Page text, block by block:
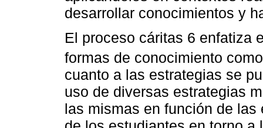
desarrollar conocimientos y
El proceso cáritas 6 enfatiza
formas de conocimiento
cuanto a las estrategias se
uso de diversas estrategias
las mismas en función de